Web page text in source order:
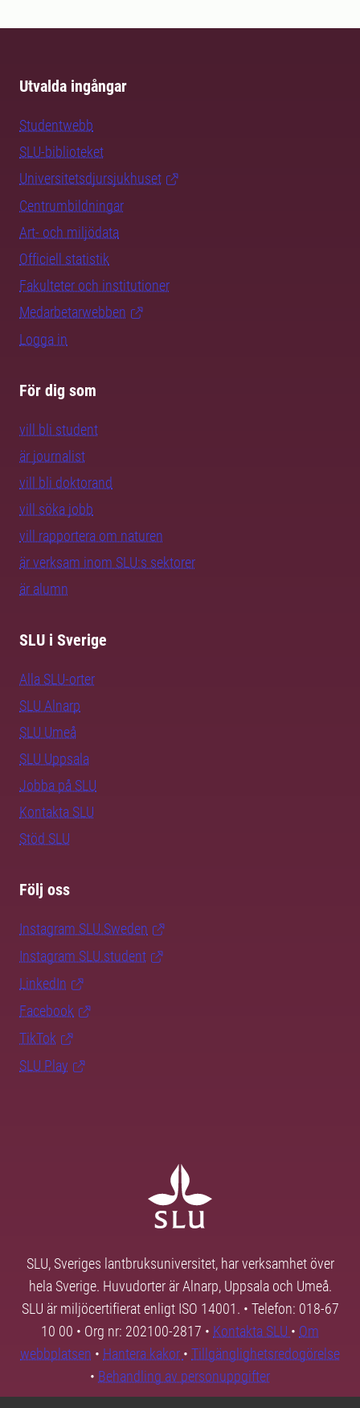
Utvalda ingångar
Studentwebb
SLU-biblioteket
Universitetsdjursjukhuset
Centrumbildningar
Art- och miljödata
Officiell statistik
Fakulteter och institutioner
Medarbetarwebben
Logga in
För dig som
vill bli student
är journalist
vill bli doktorand
vill söka jobb
vill rapportera om naturen
är verksam inom SLU:s sektorer
är alumn
SLU i Sverige
Alla SLU-orter
SLU Alnarp
SLU Umeå
SLU Uppsala
Jobba på SLU
Kontakta SLU
Stöd SLU
Följ oss
Instagram SLU.Sweden
Instagram SLU.student
LinkedIn
Facebook
TikTok
SLU Play
SLU, Sveriges lantbruksuniversitet, har verksamhet över
hela Sverige. Huvudorter är Alnarp, Uppsala och Umeå.
SLU är miljöcertifierat enligt ISO 14001. • Telefon: 018-67
10 00 • Org nr: 202100-2817 • Kontakta SLU • Om
webbplatsen • Hantera kakor • Tillgänglighetsredogörelse
• Behandling av personuppgifter